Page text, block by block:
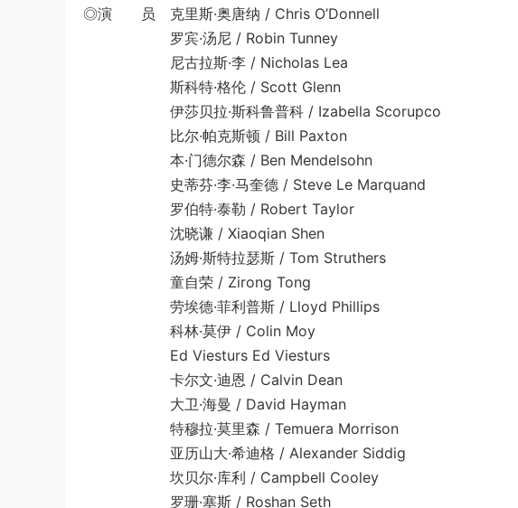
◎演 员 克里斯·奥唐纳 / Chris O’Donnell
罗宾·汤尼 / Robin Tunney
尼古拉斯·李 / Nicholas Lea
斯科特·格伦 / Scott Glenn
伊莎贝拉·斯科鲁普科 / Izabella Scorupco
比尔·帕克斯顿 / Bill Paxton
本·门德尔森 / Ben Mendelsohn
史蒂芬·李·马奎德 / Steve Le Marquand
罗伯特·泰勒 / Robert Taylor
沈晓谦 / Xiaoqian Shen
汤姆·斯特拉瑟斯 / Tom Struthers
童自荣 / Zirong Tong
劳埃德·菲利普斯 / Lloyd Phillips
科林·莫伊 / Colin Moy
Ed Viesturs Ed Viesturs
卡尔文·迪恩 / Calvin Dean
大卫·海曼 / David Hayman
特穆拉·莫里森 / Temuera Morrison
亚历山大·希迪格 / Alexander Siddig
坎贝尔·库利 / Campbell Cooley
罗珊·塞斯 / Roshan Seth